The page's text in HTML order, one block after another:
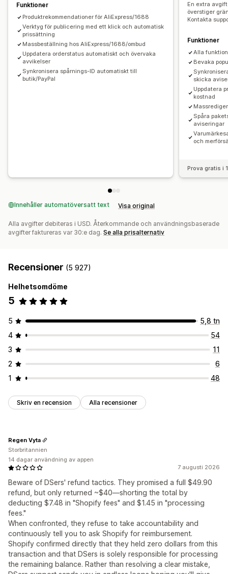
Inköpsställen
Argentina Australien Belgien Brasilien Chile
Frankrike Irland Italien Japan Kanada
Nederländerna Portugal Saudiarabien Schweiz
Spanien
Storbritannien
Sydafrika Sydkorea
Turkiet
Tyskland USA
Funktioner
Produktrekommendationer för AliExpress/1688
Verktyg för publicering med ett klick och automatisk
prissättning
Massbeställning hos AliExpress/1688/ombud
Uppdatera orderstatus automatiskt och övervaka
avvikelser
Synkronisera spårnings-ID automatiskt till
butik/PayPal
En extra
överstiger
Kontakta
Funktioner
Alla
Bevaka
skicka
Uppdatera
kostnad
Spåra
aviseringar
och
Prova gratis i
Innehåller automatöversatt text Visa original
Alla avgifter debiteras i USD. Återkommande och användningsbaserade
avgifter faktureras var 30:e dag. Se alla prisalternativ
Recensioner (5 927)
Helhetsomdöme
5
5
5,8 tn
4
54
3
11
2
6
1
48
Skriv en recension Alla recensioner
7 augusti 2026
Beware of DSers' refund tactics. They promised a full $49.90
refund, but only returned ~$40—shorting the total by
deducting $7.48 in "Shopify fees" and $1.45 in "processing
fees."
When confronted, they refuse to take accountability and
continuously tell you to ask Shopify for reimbursement.
Shopify confirmed directly that they held zero dollars from this
transaction and that DSers is solely responsible for processing
the remaining balance. Rather than resolving a clear mistake,
Regen Vyta
Storbritannien
14 dagar användning av appen